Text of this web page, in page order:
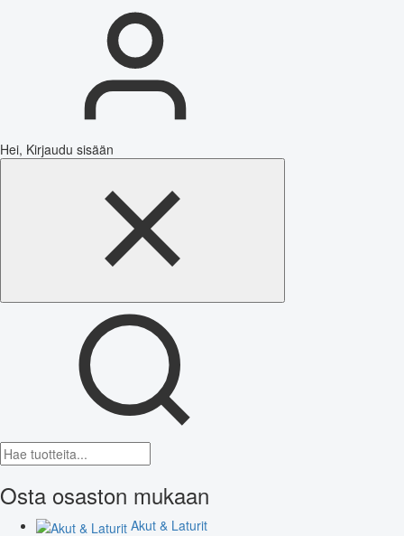
Hei, Kirjaudu sisään
Osta osaston mukaan
Akut & Laturit